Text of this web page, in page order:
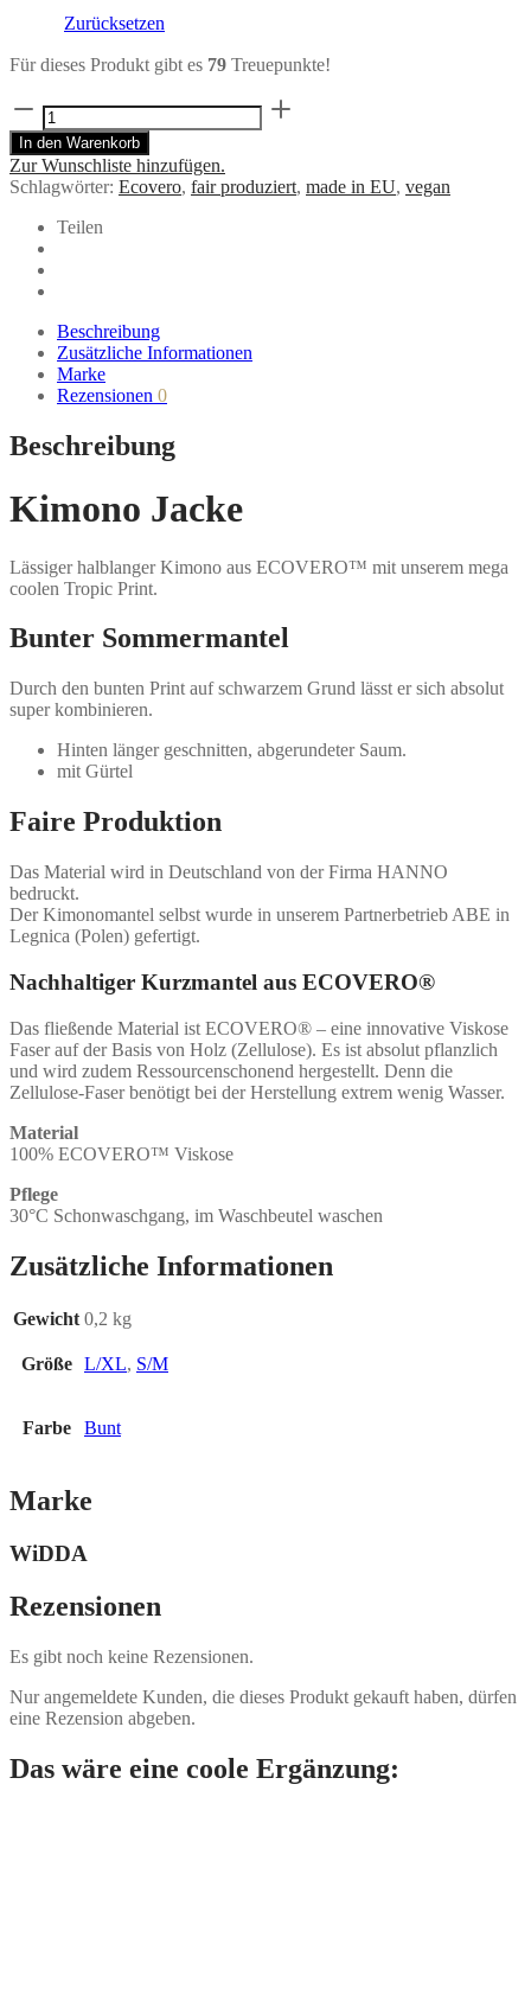
Zurücksetzen
Für dieses Produkt gibt es 79 Treuepunkte!
Kimono
UMA
tropic
Print
aus
Menge
In den Warenkorb
Zur Wunschliste hinzufügen.
Schlagwörter: Ecovero, fair produziert, made in EU, vegan
Teilen
Beschreibung
Zusätzliche Informationen
Marke
Rezensionen 0
Beschreibung
Kimono Jacke
Lässiger halblanger Kimono aus ECOVERO™ mit unserem mega
coolen Tropic Print.
Bunter Sommermantel
Durch den bunten Print auf schwarzem Grund lässt er sich absolut
super kombinieren.
Hinten länger geschnitten, abgerundeter Saum.
mit Gürtel
Faire Produktion
Das Material wird in Deutschland von der Firma HANNO
bedruckt.
Der Kimonomantel selbst wurde in unserem Partnerbetrieb ABE in
Legnica (Polen) gefertigt.
Nachhaltiger Kurzmantel aus ECOVERO®
Das fließende Material ist ECOVERO® – eine innovative Viskose
Faser auf der Basis von Holz (Zellulose). Es ist absolut pflanzlich
und wird zudem Ressourcenschonend hergestellt. Denn die
Zellulose-Faser benötigt bei der Herstellung extrem wenig Wasser.
Material
100% ECOVERO™ Viskose
Pflege
30°C Schonwaschgang, im Waschbeutel waschen
Zusätzliche Informationen
Gewicht 0,2 kg
Größe L/XL, S/M
Farbe Bunt
Marke
WiDDA
Rezensionen
Es gibt noch keine Rezensionen.
Nur angemeldete Kunden, die dieses Produkt gekauft haben, dürfen
eine Rezension abgeben.
Das wäre eine coole Ergänzung: